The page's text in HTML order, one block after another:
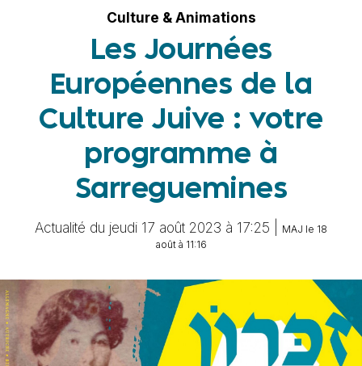
Culture & Animations
Les Journées
Européennes de la
Culture Juive : votre
programme à
Sarreguemines
Actualité du jeudi 17 août 2023 à 17:25 |
MAJ le 18
août à 11:16